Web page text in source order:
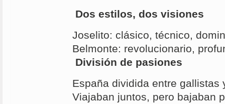
Dos estilos, dos visiones
Joselito: clásico, técnico,
Belmonte: revolucionario,
División de pasiones
España dividida entre gallistas
Viajaban juntos, pero bajaban